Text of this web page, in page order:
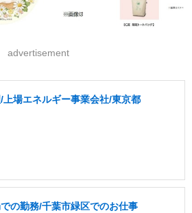
advertisement
場エネルギー事業会社/東京都
の勤務/千葉市緑区でのお仕事